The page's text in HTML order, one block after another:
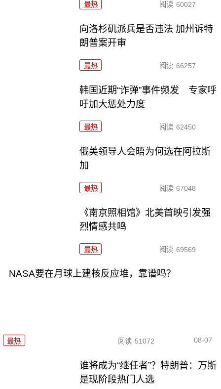
最热 阅读 60027
向洛杉矶派兵是否违法 加州诉特
朗普案开审
最热 阅读 66257
韩国近期“诈弹”事件频发 专家呼
吁加大惩处力度
最热 阅读 62450
俄美领导人会晤为何选在阿拉斯
加
最热 阅读 67048
《南京照相馆》北美首映引发强
烈情感共鸣
最热 阅读 69569
NASA要在月球上建核反应堆，靠谱吗？
最热 阅读 51072 08-07
谁将成为“继任者”？特朗普：万斯
是现阶段热门人选